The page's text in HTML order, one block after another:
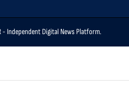
- Independent Digital News Platform.